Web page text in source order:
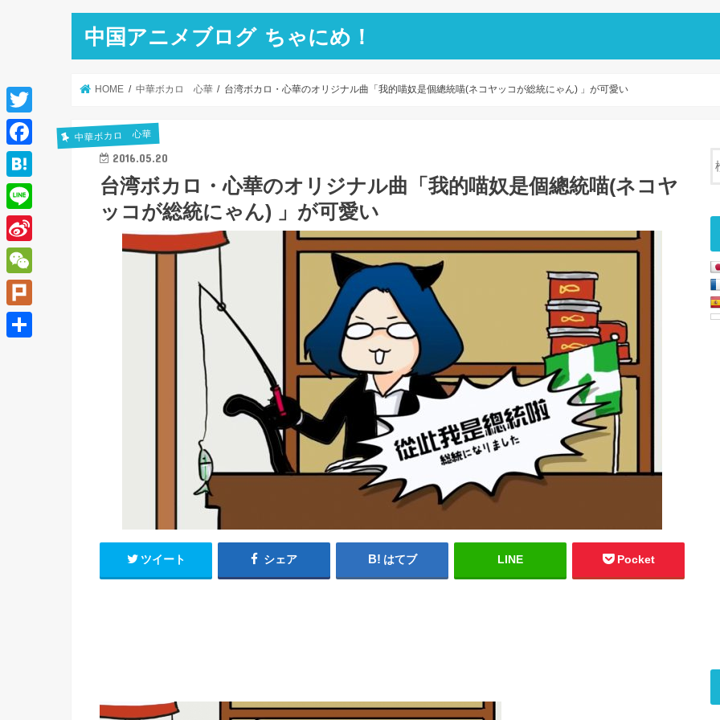
中国アニメブログ ちゃにめ！
HOME 中華ボカロ 心華 台湾ボカロ・心華のオリジナル曲「我的喵奴是個總統喵(ネコヤッコが総統にゃん) 」が可愛い
中華ボカロ 心華
2016.05.20
台湾ボカロ・心華のオリジナル曲「我的喵奴是個總統喵(ネコヤ
ッコが総統にゃん) 」が可愛い
ツイート シェア はてブ LINE Pocket
T
w
i
t
e
r
F
a
c
e
b
o
o
k
H
a
t
e
a
L
i
n
e
S
i
n
a
W
e
C
P